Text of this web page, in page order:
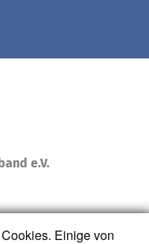
e.V.
Einige von